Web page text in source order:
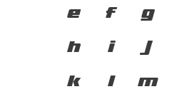
e f g
h i j
k l m